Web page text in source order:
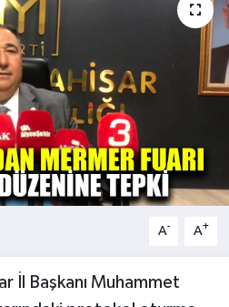
A- A+
İl Başkanı Muhammet